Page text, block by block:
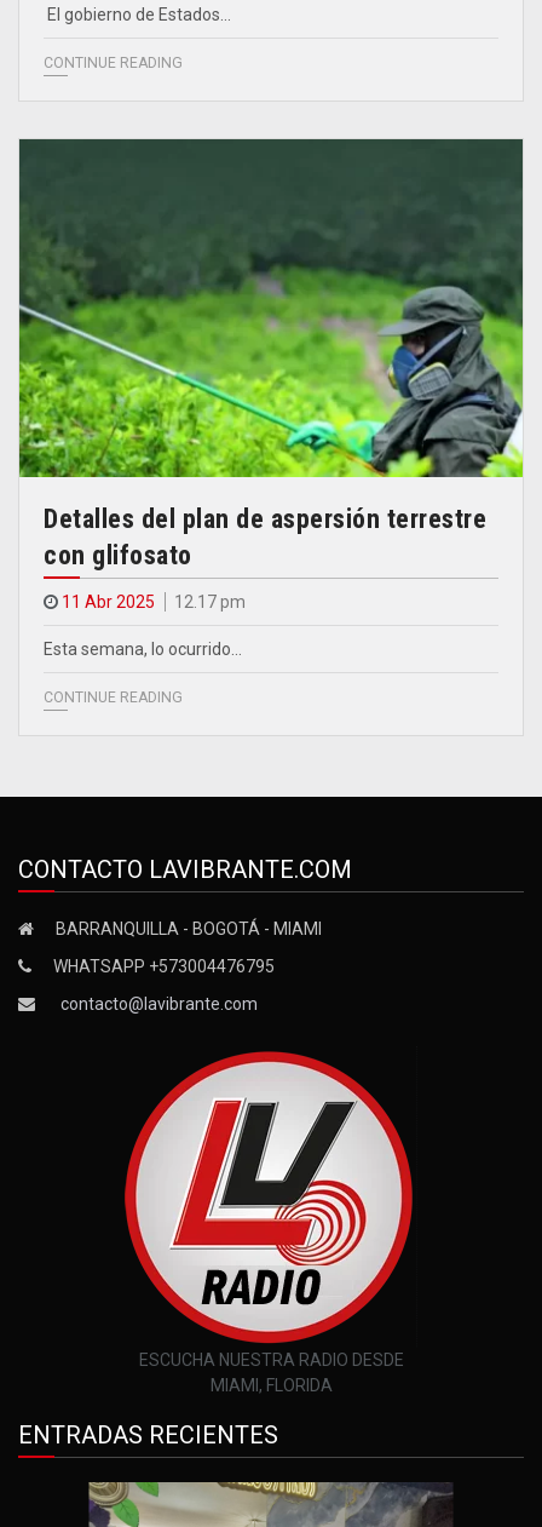
El gobierno de Estados…
CONTINUE READING
Detalles del plan de aspersión terrestre
con glifosato
11 Abr 2025 12.17 pm
Esta semana, lo ocurrido…
CONTINUE READING
CONTACTO LAVIBRANTE.COM
BARRANQUILLA - BOGOTÁ - MIAMI
WHATSAPP +573004476795
contacto@lavibrante.com
ESCUCHA NUESTRA RADIO DESDE
MIAMI, FLORIDA
ENTRADAS RECIENTES